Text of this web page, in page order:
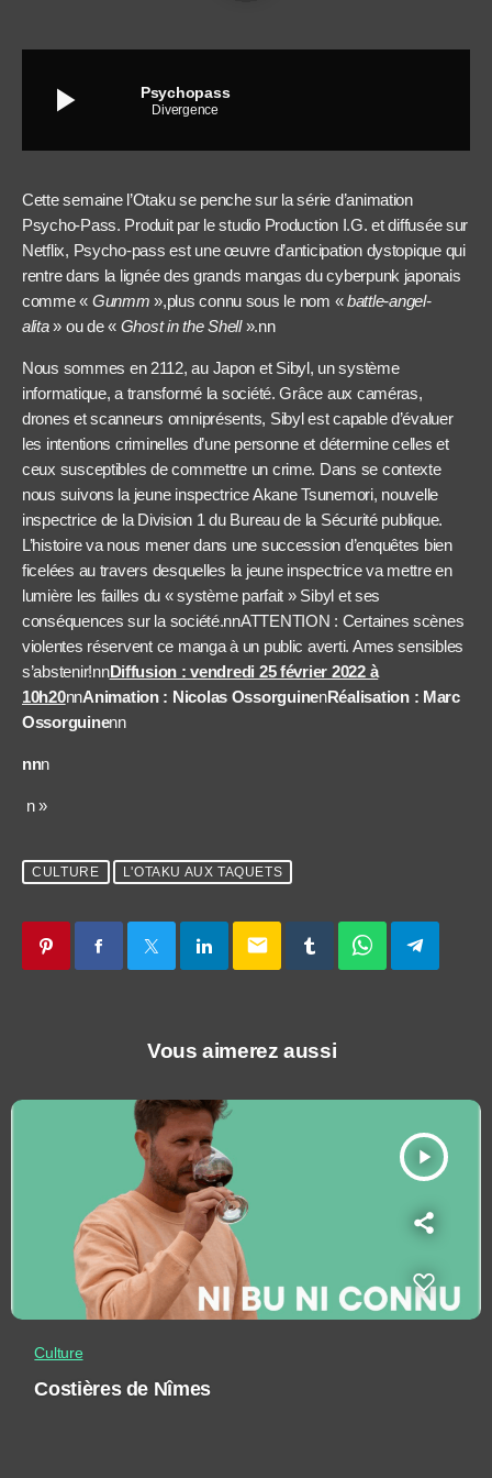
play_arrow Psychopass
Divergence
Cette semaine l’Otaku se penche sur la série d’animation
Psycho-Pass. Produit par le studio Production I.G. et diffusée sur
Netflix, Psycho-pass est une œuvre d’anticipation dystopique qui
rentre dans la lignée des grands mangas du cyberpunk japonais
comme « Gunmm»,plus connu sous le nom «battle-angel-
alita» ou de « Ghost in theShell».nn
Nous sommes en 2112, au Japon et Sibyl, un système
informatique, a transformé la société.Grâce aux caméras,
drones et scanneurs omniprésents, Sibyl est capable d’évaluer
les intentions criminelles d’une personne et déterminecelles et
ceux susceptibles de commettre un crime. Dans se contexte
nous suivons la jeune inspectrice Akane Tsunemori, nouvelle
inspectrice de la Division 1 du Bureau de la Sécurité publique.
L’histoire va nous mener dans une succession d’enquêtes bien
ficelées au travers desquelles la jeune inspectrice va mettre en
lumière les failles du « système parfait » Sibyl etses
conséquences sur la société.nnATTENTION : Certaines scènes
violentes réservent ce manga à un public averti. Ames sensibles
s’abstenir!nnDiffusion : vendredi 25 février 2022 à
10h20nnAnimation : Nicolas OssorguinenRéalisation : Marc
Ossorguinenn
nnn
n »
CULTURE L'OTAKU AUX TAQUETS
email
Vous aimerez aussi
play_arrow
Culture
Costières de Nîmes